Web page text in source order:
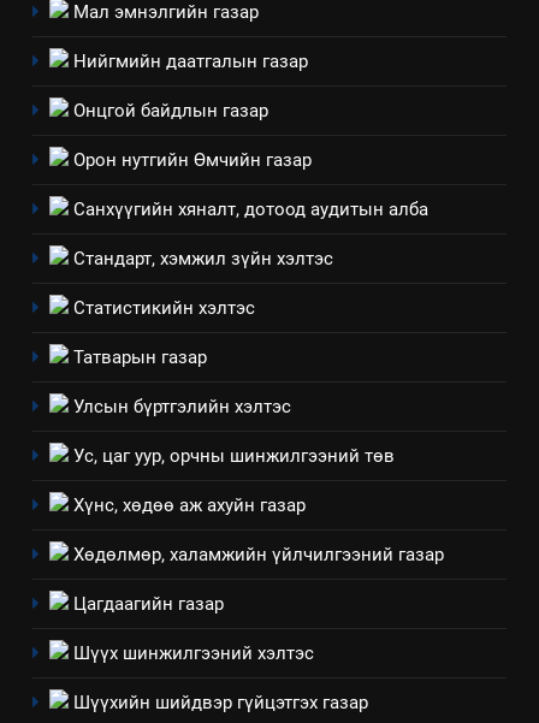
Мал эмнэлгийн газар
Нийгмийн даатгалын газар
Онцгой байдлын газар
Орон нутгийн Өмчийн газар
Санхүүгийн хяналт, дотоод аудитын алба
Стандарт, хэмжил зүйн хэлтэс
Статистикийн хэлтэс
Татварын газар
Улсын бүртгэлийн хэлтэс
Ус, цаг уур, орчны шинжилгээний төв
Хүнс, хөдөө аж ахуйн газар
Хөдөлмөр, халамжийн үйлчилгээний газар
Цагдаагийн газар
Шүүх шинжилгээний хэлтэс
Шүүхийн шийдвэр гүйцэтгэх газар
ИЛ ТОД БАЙДАЛ
Мэдээлэл хариуцагчийн
явуулж байгаа үйл ажиллагаа,
үйлдвэрлэл, үйлчилгээ,
ашиглаж байгаа техник,
эрүүл мэнд, байгаль орчинд
нөлөөллийн талаарх
1
долоо хоног-2025
2
ШИЙДНЭ” ӨДРИЙГ ЗОХИОН
БАЙГУУЛНА
ЗАР ТАЗ-ЫН САЛБАР ЗӨВЛӨЛ
3